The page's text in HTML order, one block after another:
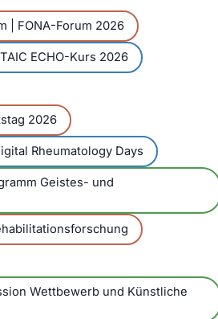
| FONA-Forum 2026
ECHO-Kurs 2026
2026
Rheumatology Days
Geistes- und
Wettbewerb und Künstliche